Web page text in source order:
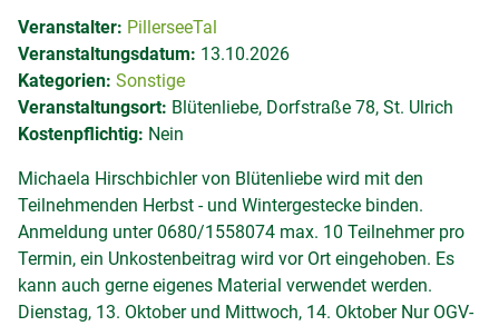
Veranstalter: PillerseeTal
Veranstaltungsdatum: 13.10.2026
Kategorien: Sonstige
Veranstaltungsort: Blütenliebe, Dorfstraße 78, St. Ulrich
Kostenpflichtig: Nein
Michaela Hirschbichler von Blütenliebe wird mit den
Teilnehmenden Herbst - und Wintergestecke binden.
Anmeldung unter 0680/1558074 max. 10 Teilnehmer pro
Termin, ein Unkostenbeitrag wird vor Ort eingehoben. Es
kann auch gerne eigenes Material verwendet werden.
Dienstag, 13. Oktober und Mittwoch, 14. Oktober Nur OGV-